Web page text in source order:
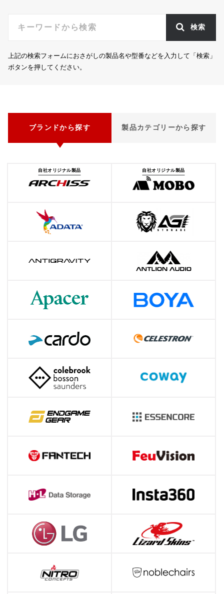
検索
上記の検索フォームにおさがしの製品名や型番などを入力して「検索」
ボタンを押してください。
ブランドから探す 製品カテゴリーから探す
自社オリジナル製品 自社オリジナル製品